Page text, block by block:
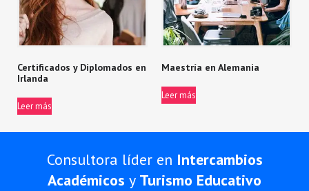
Certificados y Diplomados en
Irlanda
Leer más
Maestría en Alemania
Leer más
Consultora líder en Intercambios
Académicos y Turismo Educativo